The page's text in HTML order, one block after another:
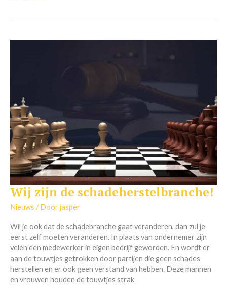
Wij zijn de schadeherstelbranche!
Nieuws / Doorjasper
Wil je ook dat de schadebranche gaat veranderen, dan zul je
eerst zelf moeten veranderen. In plaats van ondernemer zijn
velen een medewerker in eigen bedrijf geworden. En wordt er
aan de touwtjes getrokken door partijen die geen schades
herstellen en er ook geen verstand van hebben. Deze mannen
en vrouwen houden de touwtjes strak
Wij
de